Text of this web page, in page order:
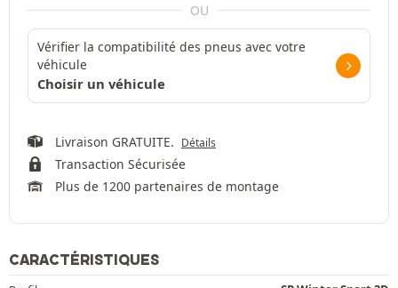
OU
Vérifier la compatibilité des pneus avec votre
véhicule
Choisir un véhicule
Livraison GRATUITE. Détails
Transaction Sécurisée
Plus de 1200 partenaires de montage
CARACTÉRISTIQUES